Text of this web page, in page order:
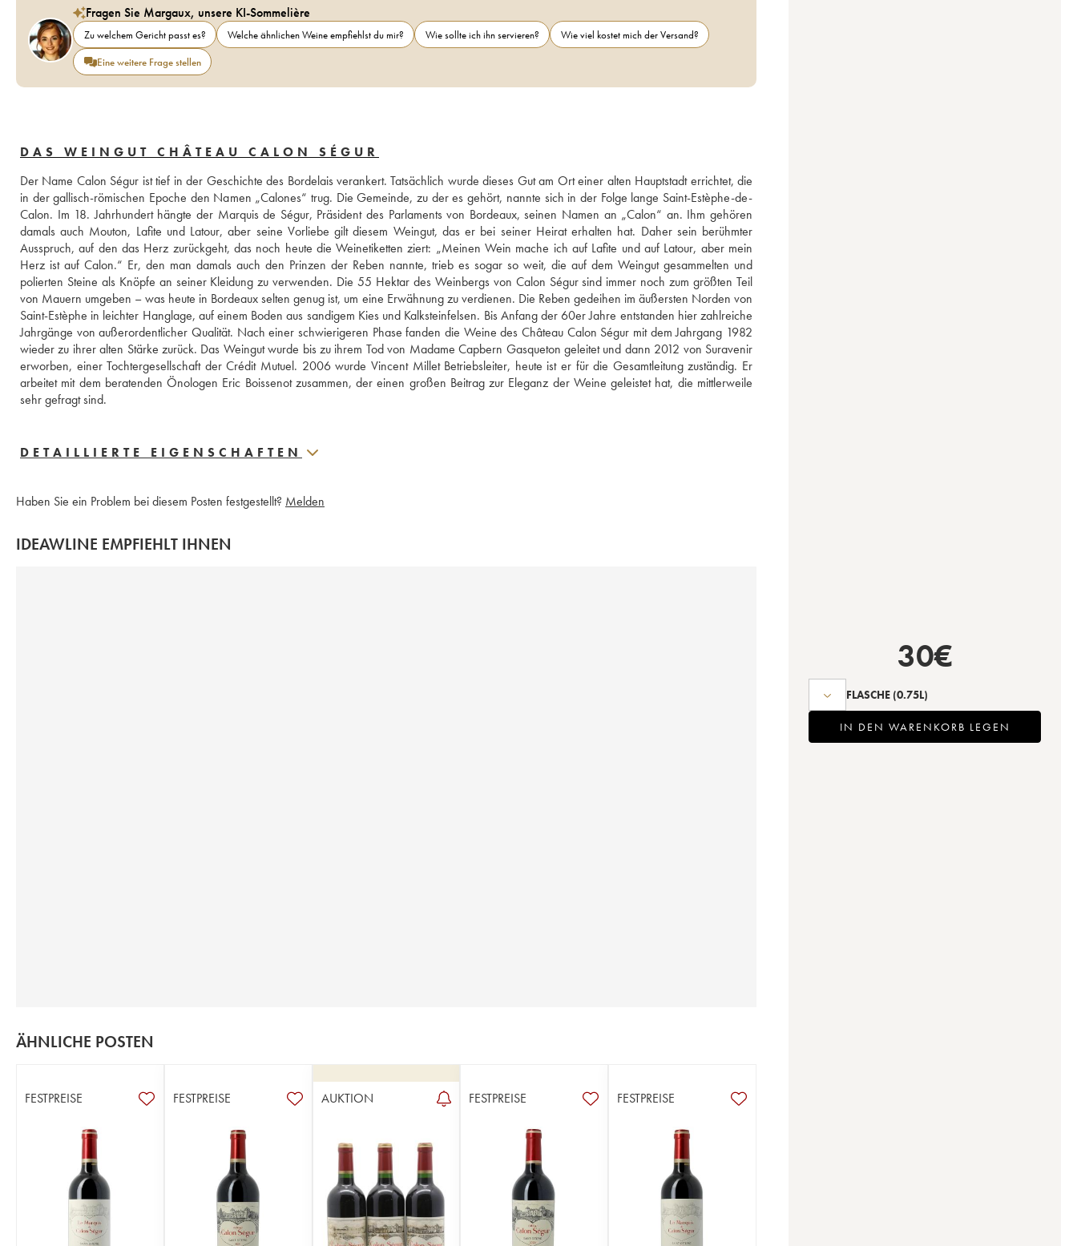
Fragen Sie Margaux, unsere KI-Sommelière
Zu welchem Gericht passt es? Welche ähnlichen Weine empfiehlst du mir? Wie sollte ich ihn servieren?
Wie viel kostet mich der Versand?
Eine weitere Frage stellen
DAS WEINGUT CHÂTEAU CALON SÉGUR
Der Name Calon Ségur ist tief in der Geschichte des Bordelais verankert. Tatsächlich wurde dieses Gut am Ort einer alten Hauptstadt errichtet, die
in der gallisch-römischen Epoche den Namen „Calones“ trug. Die Gemeinde, zu der es gehört, nannte sich in der Folge lange Saint-Estèphe-de-
Calon. Im 18. Jahrhundert hängte der Marquis de Ségur, Präsident des Parlaments von Bordeaux, seinen Namen an „Calon“ an. Ihm gehören
damals auch Mouton, Lafite und Latour, aber seine Vorliebe gilt diesem Weingut, das er bei seiner Heirat erhalten hat. Daher sein berühmter
Ausspruch, auf den das Herz zurückgeht, das noch heute die Weinetiketten ziert: „Meinen Wein mache ich auf Lafite und auf Latour, aber mein
Herz ist auf Calon.“ Er, den man damals auch den Prinzen der Reben nannte, trieb es sogar so weit, die auf dem Weingut gesammelten und
polierten Steine als Knöpfe an seiner Kleidung zu verwenden. Die 55 Hektar des Weinbergs von Calon Ségur sind immer noch zum größten Teil
von Mauern umgeben – was heute in Bordeaux selten genug ist, um eine Erwähnung zu verdienen. Die Reben gedeihen im äußersten Norden von
Saint-Estèphe in leichter Hanglage, auf einem Boden aus sandigem Kies und Kalksteinfelsen. Bis Anfang der 60er Jahre entstanden hier zahlreiche
Jahrgänge von außerordentlicher Qualität. Nach einer schwierigeren Phase fanden die Weine des Château Calon Ségur mit dem Jahrgang 1982
wieder zu ihrer alten Stärke zurück. Das Weingut wurde bis zu ihrem Tod von Madame Capbern Gasqueton geleitet und dann 2012 von Suravenir
erworben, einer Tochtergesellschaft der Crédit Mutuel. 2006 wurde Vincent Millet Betriebsleiter, heute ist er für die Gesamtleitung zuständig. Er
arbeitet mit dem beratenden Önologen Eric Boissenot zusammen, der einen großen Beitrag zur Eleganz der Weine geleistet hat, die mittlerweile
sehr gefragt sind.
DETAILLIERTE EIGENSCHAFTEN
Haben Sie ein Problem bei diesem Posten festgestellt? Melden
IDEAWLINE EMPFIEHLT IHNEN
ÄHNLICHE POSTEN
FESTPREISE FESTPREISE AUKTION FESTPREISE FESTPREISE
30€
FLASCHE (0.75L)
IN DEN WARENKORB LEGEN